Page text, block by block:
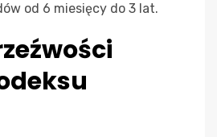
od 6 miesięcy do 3 lat.